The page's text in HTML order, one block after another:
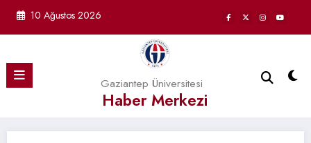
10 Ağustos 2026
Gaziantep Üniversitesi
Haber Merkezi